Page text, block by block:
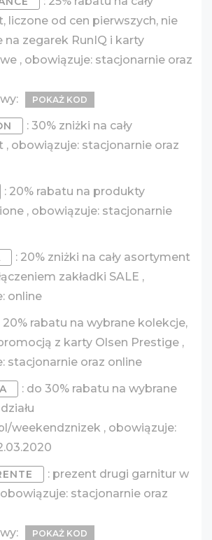
liczone od cen pierwszych, nie
na zegarek RunIQ i karty
, obowiązuje: stacjonarnie oraz
POKAŻ KOD
: 30% zniżki na cały
, obowiązuje: stacjonarnie oraz
: 20% rabatu na produkty
, obowiązuje: stacjonarnie
: 20% zniżki na cały asortyment
zakładki SALE ,
online
20% rabatu na wybrane kolekcje,
z karty Olsen Prestige ,
stacjonarnie oraz online
: do 30% rabatu na wybrane
weekendznizek , obowiązuje:
: prezent drugi garnitur w
stacjonarnie oraz
POKAŻ KOD